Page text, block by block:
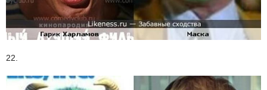
22.